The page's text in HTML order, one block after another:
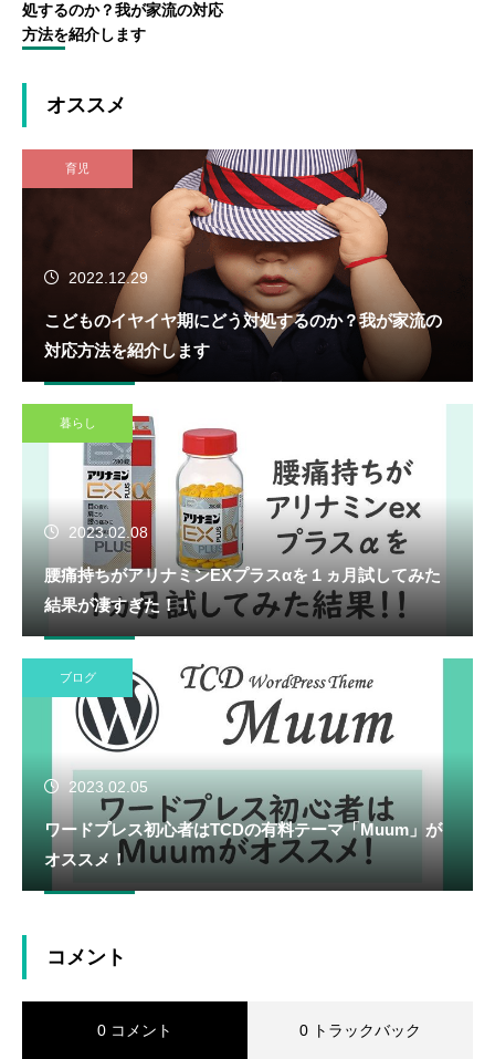
処するのか？我が家流の対応
方法を紹介します
オススメ
育児
2022.12.29
こどものイヤイヤ期にどう対処するのか？我が家流の
対応方法を紹介します
暮らし
2023.02.08
腰痛持ちがアリナミンEXプラスαを１ヵ月試してみた
結果が凄すぎた！！
ブログ
2023.02.05
ワードプレス初心者はTCDの有料テーマ「Muum」が
オススメ！
コメント
0 コメント 0 トラックバック